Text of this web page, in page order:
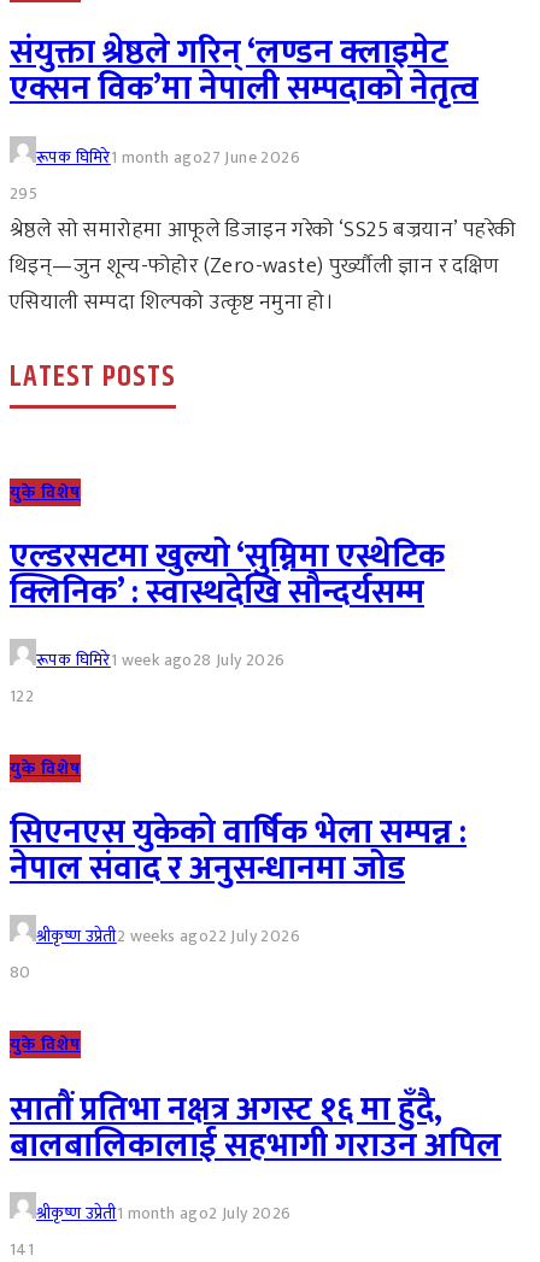
संयुक्ता श्रेष्ठले गरिन् ‘लण्डन क्लाइमेट
एक्सन विक’मा नेपाली सम्पदाको नेतृत्व
रूपक घिमिरे1 month ago27 June 2026
295
श्रेष्ठले सो समारोहमा आफूले डिजाइन गरेको ‘SS25 बज्रयान’ पहरेकी
थिइन्—जुन शून्य-फोहोर (Zero-waste) पुर्ख्यौली ज्ञान र दक्षिण
एसियाली सम्पदा शिल्पको उत्कृष्ट नमुना हो।
LATEST POSTS
युके विशेष
एल्डरसटमा खुल्यो ‘सुम्निमा एस्थेटिक
क्लिनिक’ : स्वास्थदेखि सौन्दर्यसम्म
रूपक घिमिरे1 week ago28 July 2026
122
युके विशेष
सिएनएस युकेको वार्षिक भेला सम्पन्न :
नेपाल संवाद र अनुसन्धानमा जोड
श्रीकृष्ण उप्रेती2 weeks ago22 July 2026
80
युके विशेष
सातौं प्रतिभा नक्षत्र अगस्ट १६ मा हुँदै,
बालबालिकालाई सहभागी गराउन अपिल
श्रीकृष्ण उप्रेती1 month ago2 July 2026
141